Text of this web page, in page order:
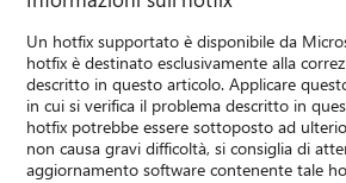
Un hotfix supportato è disponibile da
hotfix è destinato esclusivamente alla
descritto in questo articolo. Applicare
in cui si verifica il problema descritto in
hotfix potrebbe essere sottoposto ad
non causa gravi difficoltà, si consiglia di
aggiornamento software contenente tale